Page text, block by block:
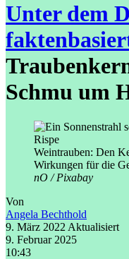
Unter dem
Schmu um
Weintrauben: Den
Wirkungen für die
nO / Pixabay
Von
Angela Bechthold
9. März 2022 Aktualisiert
9. Februar 2025
10:43